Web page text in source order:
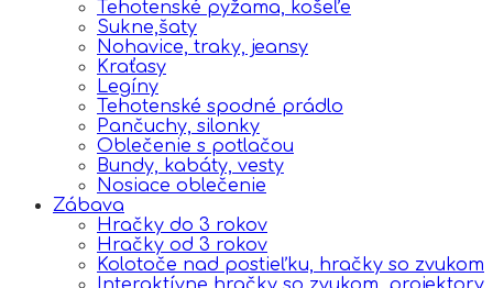
Tehotenské pyžama, košeľe
Sukne,šaty
Nohavice, traky, jeansy
Kraťasy
Legíny
Tehotenské spodné prádlo
Pančuchy, silonky
Oblečenie s potlačou
Bundy, kabáty, vesty
Nosiace oblečenie
Zábava
Hračky do 3 rokov
Hračky od 3 rokov
Kolotoče nad postieľku, hračky so zvukom